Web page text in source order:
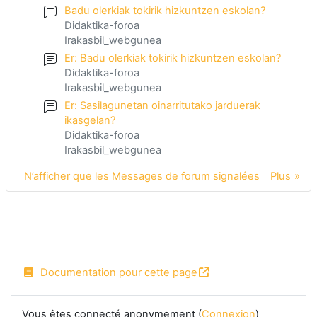
Badu olerkiak tokirik hizkuntzen eskolan?
Didaktika-foroa
Irakasbil_webgunea
Er: Badu olerkiak tokirik hizkuntzen eskolan?
Didaktika-foroa
Irakasbil_webgunea
Er: Sasilagunetan oinarritutako jarduerak
ikasgelan?
Didaktika-foroa
Irakasbil_webgunea
Plus
N’afficher que les Messages de forum signalées
Documentation pour cette page
Vous êtes connecté anonymement (Connexion)